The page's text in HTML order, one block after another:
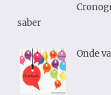
saber
Onde